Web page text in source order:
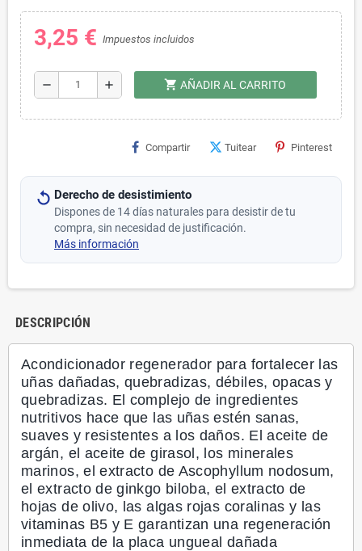
3,25 € Impuestos incluidos
remove add shopping_cart AÑADIR AL CARRITO
Compartir Tuitear Pinterest
Derecho de desistimiento
Dispones de 14 días naturales para desistir de tu
compra, sin necesidad de justificación.
Más información
DESCRIPCIÓN
Acondicionador regenerador para fortalecer las
uñas dañadas, quebradizas, débiles, opacas y
quebradizas. El complejo de ingredientes
nutritivos hace que las uñas estén sanas,
suaves y resistentes a los daños. El aceite de
argán, el aceite de girasol, los minerales
marinos, el extracto de Ascophyllum nodosum,
el extracto de ginkgo biloba, el extracto de
hojas de olivo, las algas rojas coralinas y las
vitaminas B5 y E garantizan una regeneración
inmediata de la placa ungueal dañada